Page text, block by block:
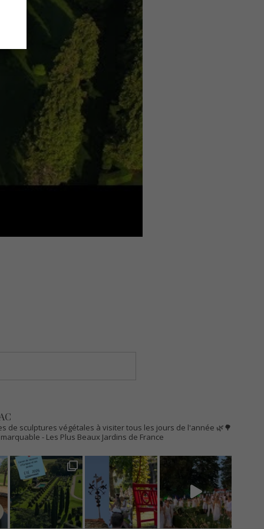
de sculptures végétales à visiter tous les jours de l'année 🌿🌳
- Les Plus Beaux Jardins de France